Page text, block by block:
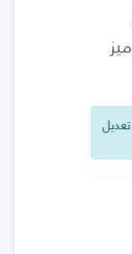
1: ترميز